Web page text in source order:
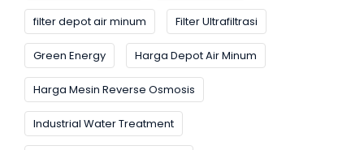
filter depot air minum Filter Ultrafiltrasi
Green Energy Harga Depot Air Minum
Harga Mesin Reverse Osmosis
Industrial Water Treatment